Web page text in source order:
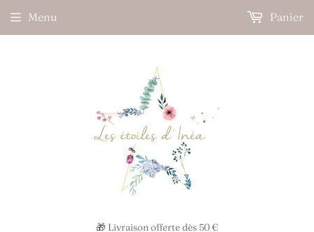
🎁 Livraison offerte dès 50 €
Menu Panier